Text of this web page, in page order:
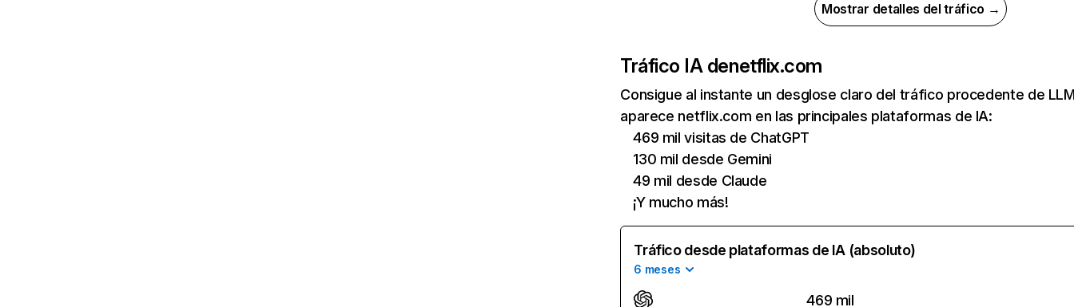
Mostrar detalles del tráfico →
Tráfico IA denetflix.com
Consigue al instante un desglose claro del tráfico procedente de
aparece netflix.com en las principales plataformas de IA:
469 mil visitas de ChatGPT
130 mil desde Gemini
49 mil desde Claude
¡Y mucho más!
Tráfico desde plataformas de IA (absoluto)
6 meses
469 mil